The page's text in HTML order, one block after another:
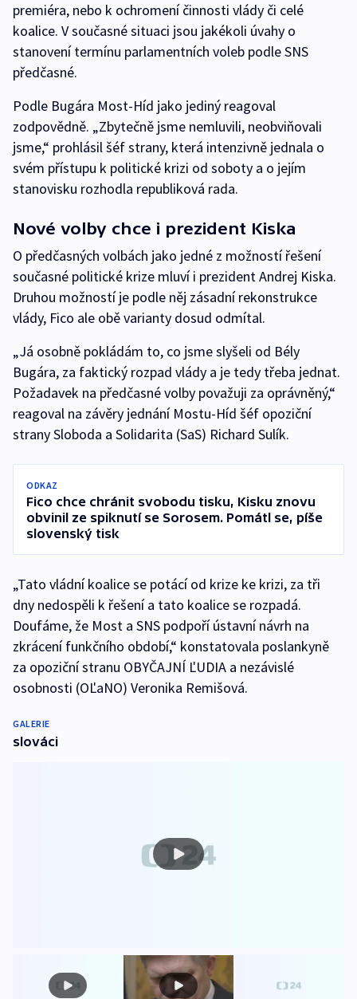
premiéra, nebo k ochromení činnosti vlády či celé
koalice. V současné situaci jsou jakékoli úvahy o
stanovení termínu parlamentních voleb podle SNS
předčasné.
Podle Bugára Most-Híd jako jediný reagoval
zodpovědně. „Zbytečně jsme nemluvili, neobviňovali
jsme,“ prohlásil šéf strany, která intenzivně jednala o
svém přístupu k politické krizi od soboty a o jejím
stanovisku rozhodla republiková rada.
Nové volby chce i prezident Kiska
O předčasných volbách jako jedné z možností řešení
současné politické krize mluví i prezident Andrej Kiska.
Druhou možností je podle něj zásadní rekonstrukce
vlády, Fico ale obě varianty dosud odmítal.
„Já osobně pokládám to, co jsme slyšeli od Bély
Bugára, za faktický rozpad vlády a je tedy třeba jednat.
Požadavek na předčasné volby považuji za oprávněný,“
reagoval na závěry jednání Mostu-Híd šéf opoziční
strany Sloboda a Solidarita (SaS) Richard Sulík.
ODKAZ
Fico chce chránit svobodu tisku, Kisku znovu
obvinil ze spiknutí se Sorosem. Pomátl se, píše
slovenský tisk
„Tato vládní koalice se potácí od krize ke krizi, za tři
dny nedospěli k řešení a tato koalice se rozpadá.
Doufáme, že Most a SNS podpoří ústavní návrh na
zkrácení funkčního období,“ konstatovala poslankyně
za opoziční stranu OBYČAJNÍ ĽUDIA a nezávislé
osobnosti (OĽaNO) Veronika Remišová.
GALERIE
slováci